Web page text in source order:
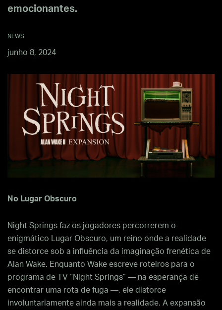
emocionantes.
NEWS
junho 8, 2024
No Lugar Obscuro
Night Springs faz os jogadores percorrerem o
enigmático Lugar Obscuro, um reino onde a realidade
se distorce sob a influência da imaginação frenética de
Alan Wake. Enquanto Wake escreve roteiros para o
programa de TV “Night Springs” — na esperança de
encontrar uma rota de fuga —, ele distorce
involuntariamente ainda mais a realidade. A expansão